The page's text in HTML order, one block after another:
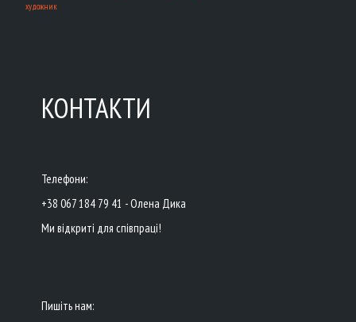
художник
КОНТАКТИ
Телефони:
+38 067 184 79 41 - Олена Дика
Ми відкриті для співпраці!
Пишіть нам: